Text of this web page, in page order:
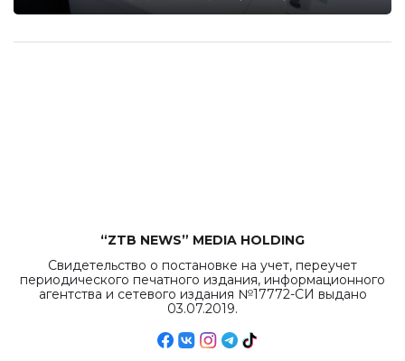
“ZTB NEWS” MEDIA HOLDING
Свидетельство о постановке на учет, переучет
периодического печатного издания, информационного
агентства и сетевого издания №17772-СИ выдано
03.07.2019.